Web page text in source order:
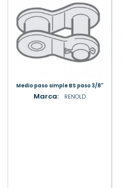
Medio paso simple BS paso 3/8"
Marca: RENOLD